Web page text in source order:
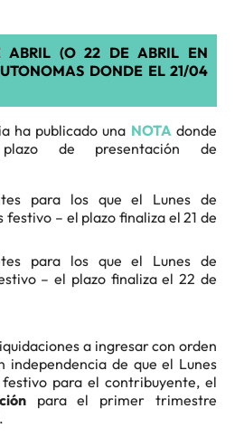
ABRIL (O 22 DE ABRIL EN
DONDE EL 21/04
ha publicado una NOTAdonde
de presentación de
para los que el Lunes de
festivo – el plazo finaliza el 21 de
para los que el Lunes de
– el plazo finaliza el 22 de
a ingresar con orden
independencia de que el Lunes
para el contribuyente, el
para el primer trimestre